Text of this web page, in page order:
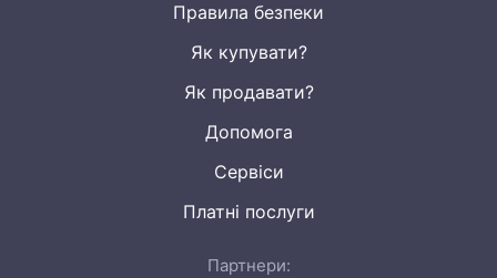
Правила безпеки
Як купувати?
Як продавати?
Допомога
Сервіси
Платні послуги
Партнери: